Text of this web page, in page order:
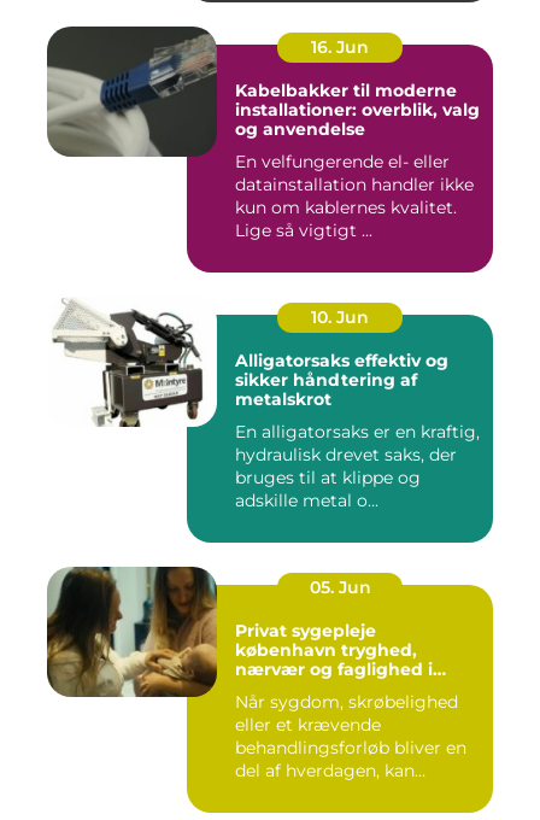
16. Jun
Kabelbakker til moderne
installationer: overblik, valg
og anvendelse
En velfungerende el- eller
datainstallation handler ikke
kun om kablernes kvalitet.
Lige så vigtigt ...
10. Jun
Alligatorsaks effektiv og
sikker håndtering af
metalskrot
En alligatorsaks er en kraftig,
hydraulisk drevet saks, der
bruges til at klippe og
adskille metal o...
05. Jun
Privat sygepleje
københavn tryghed,
nærvær og faglighed i
Når sygdom, skrøbelighed
eller et krævende
behandlingsforløb bliver en
del af hverdagen, kan